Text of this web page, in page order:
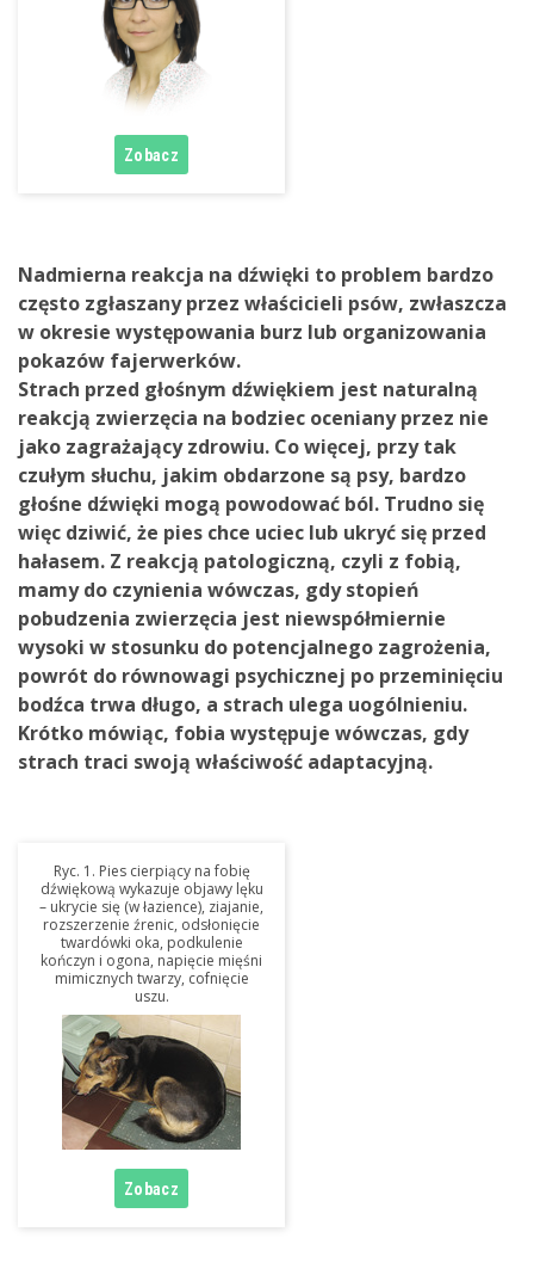
Nadmierna reakcja na dźwięki to problem bardzo
często zgłaszany przez właścicieli psów, zwłaszcza
w okresie występowania burz lub organizowania
pokazów fajerwerków.
Strach przed głośnym dźwiękiem jest naturalną
reakcją zwierzęcia na bodziec oceniany przez nie
jako zagrażający zdrowiu. Co więcej, przy tak
czułym słuchu, jakim obdarzone są psy, bardzo
głośne dźwięki mogą powodować ból. Trudno się
więc dziwić, że pies chce uciec lub ukryć się przed
hałasem. Z reakcją patologiczną, czyli z fobią,
mamy do czynienia wówczas, gdy stopień
pobudzenia zwierzęcia jest niewspółmiernie
wysoki w stosunku do potencjalnego zagrożenia,
powrót do równowagi psychicznej po przeminięciu
bodźca trwa długo, a strach ulega uogólnieniu.
Krótko mówiąc, fobia występuje wówczas, gdy
strach traci swoją właściwość adaptacyjną.
Ryc. 1. Pies cierpiący na fobię
dźwiękową wykazuje objawy lęku
– ukrycie się (w łazience), ziajanie,
rozszerzenie źrenic, odsłonięcie
twardówki oka, podkulenie
kończyn i ogona, napięcie mięśni
mimicznych twarzy, cofnięcie
uszu.